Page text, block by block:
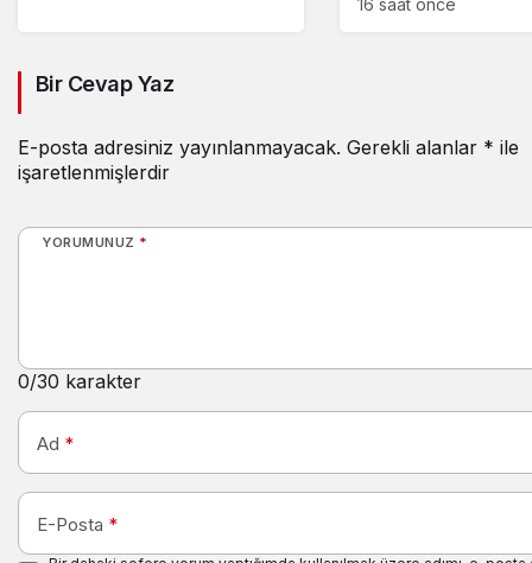
Bir Cevap Yaz
E-posta adresiniz yayınlanmayacak. Gerekli alanlar * ile
işaretlenmişlerdir
YORUMUNUZ *
0/30 karakter
Ad *
E-Posta *